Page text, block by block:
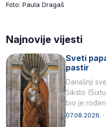
Foto: Paula Dragaš
Najnovije vijesti
Sveti
pastir
Današnji
Siksto
bio je
afričkim…
07.08.2026. ·